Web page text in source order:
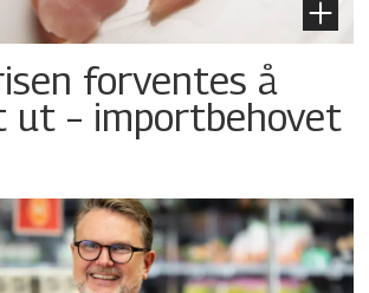
forventes å
ut – importbehovet